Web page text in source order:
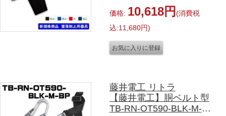
写真のﾍﾞﾙﾄｶﾗｰはﾌﾞﾗｯｸで
す。
Sサイズ(ﾍﾞﾙﾄ長1100㎜)
Lサイズ(ﾍﾞﾙﾄ長1400㎜)
LLサイズ130㎏対応(ﾍﾞﾙﾄ
価格: 10,618円 (消費税
込:11,680円)
藤井電工 リトラ
【藤井電工】胴ベルト型
TB-RN-OT590-BLK-M-